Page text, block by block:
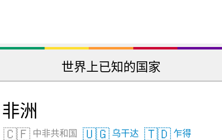
世界上已知的国家
非洲
🇨🇫 中非共和国 🇺🇬 乌干达 🇹🇩 乍得